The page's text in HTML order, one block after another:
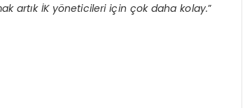
artık İK yöneticileri için çok daha kolay.”